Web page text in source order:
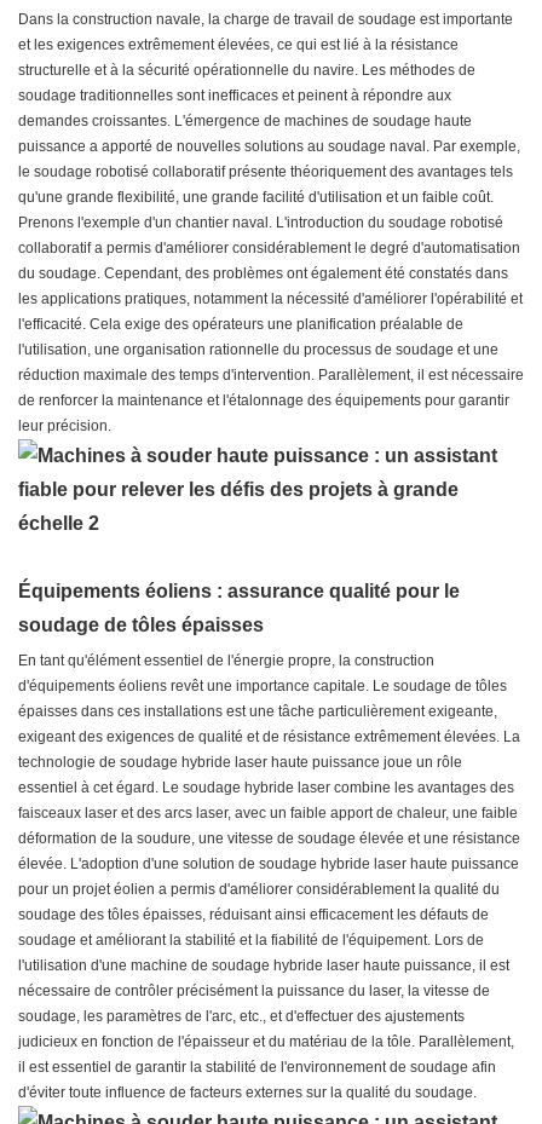
Dans la construction navale, la charge de travail de soudage est importante
et les exigences extrêmement élevées, ce qui est lié à la résistance
structurelle et à la sécurité opérationnelle du navire. Les méthodes de
soudage traditionnelles sont inefficaces et peinent à répondre aux
demandes croissantes. L'émergence de machines de soudage haute
puissance a apporté de nouvelles solutions au soudage naval. Par exemple,
le soudage robotisé collaboratif présente théoriquement des avantages tels
qu'une grande flexibilité, une grande facilité d'utilisation et un faible coût.
Prenons l'exemple d'un chantier naval. L'introduction du soudage robotisé
collaboratif a permis d'améliorer considérablement le degré d'automatisation
du soudage. Cependant, des problèmes ont également été constatés dans
les applications pratiques, notamment la nécessité d'améliorer l'opérabilité et
l'efficacité. Cela exige des opérateurs une planification préalable de
l'utilisation, une organisation rationnelle du processus de soudage et une
réduction maximale des temps d'intervention. Parallèlement, il est nécessaire
de renforcer la maintenance et l'étalonnage des équipements pour garantir
leur précision.
Équipements éoliens : assurance qualité pour le
soudage de tôles épaisses
En tant qu'élément essentiel de l'énergie propre, la construction
d'équipements éoliens revêt une importance capitale. Le soudage de tôles
épaisses dans ces installations est une tâche particulièrement exigeante,
exigeant des exigences de qualité et de résistance extrêmement élevées. La
technologie de soudage hybride laser haute puissance joue un rôle
essentiel à cet égard. Le soudage hybride laser combine les avantages des
faisceaux laser et des arcs laser, avec un faible apport de chaleur, une faible
déformation de la soudure, une vitesse de soudage élevée et une résistance
élevée. L'adoption d'une solution de soudage hybride laser haute puissance
pour un projet éolien a permis d'améliorer considérablement la qualité du
soudage des tôles épaisses, réduisant ainsi efficacement les défauts de
soudage et améliorant la stabilité et la fiabilité de l'équipement. Lors de
l'utilisation d'une machine de soudage hybride laser haute puissance, il est
nécessaire de contrôler précisément la puissance du laser, la vitesse de
soudage, les paramètres de l'arc, etc., et d'effectuer des ajustements
judicieux en fonction de l'épaisseur et du matériau de la tôle. Parallèlement,
il est essentiel de garantir la stabilité de l'environnement de soudage afin
d'éviter toute influence de facteurs externes sur la qualité du soudage.